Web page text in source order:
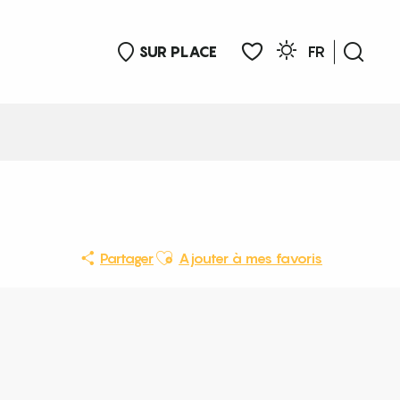
SUR PLACE
FR
PartagerAjouter aux favoris
Ajouter à mes favoris